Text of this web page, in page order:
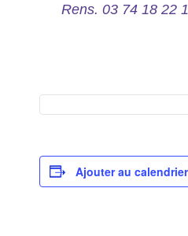
Rens. 03 74 18 22
Ajouter au calendrier